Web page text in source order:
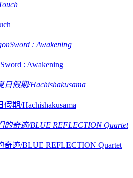
: Awakening
期/Hachishakusama
奇迹/BLUE REFLECTION Quartet